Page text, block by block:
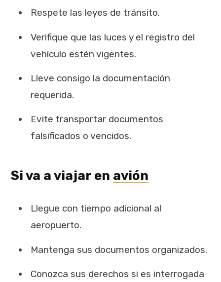
Respete las leyes de tránsito.
Verifique que las luces y el registro del
vehículo estén vigentes.
Lleve consigo la documentación
requerida.
Evite transportar documentos
falsificados o vencidos.
Si va a viajar en avión
Llegue con tiempo adicional al
aeropuerto.
Mantenga sus documentos organizados.
Conozca sus derechos si es interrogada